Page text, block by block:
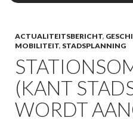
ACTUALITEITSBERICHT,
MOBILITEIT, STADSPLANNING
(KANT
WORDT